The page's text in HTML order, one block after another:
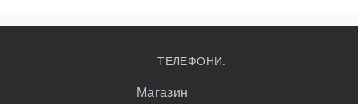
ТЕЛЕФОНИ:
Магазин